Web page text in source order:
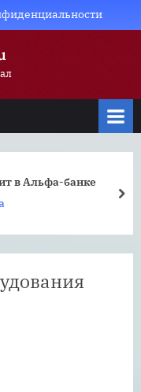
в Альфа-банке